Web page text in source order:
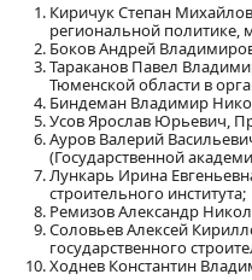
Киричук Степан
региональной политике,
Боков Андрей
Тараканов Павел
Тюменской области в
Биндеман Владимир
Усов Ярослав Юрьевич,
Ауров Валерий
(Государственной
Лункарь Ирина
строительного института;
Ремизов Александр
Соловьев Алексей
государственного
Ходнев Константин